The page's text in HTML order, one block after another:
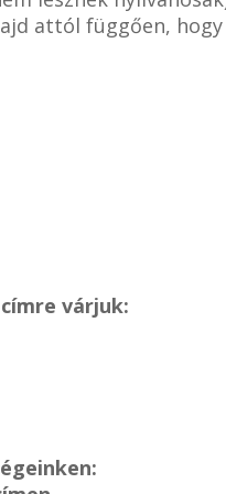
attól függően, hogy
várjuk: